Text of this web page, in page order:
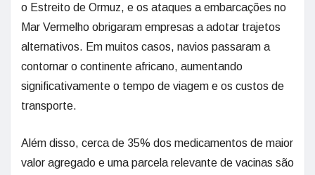
o Estreito de Ormuz, e os ataques a embarcações no
Mar Vermelho obrigaram empresas a adotar trajetos
alternativos. Em muitos casos, navios passaram a
contornar o continente africano, aumentando
significativamente o tempo de viagem e os custos de
transporte.
Além disso, cerca de 35% dos medicamentos de maior
valor agregado e uma parcela relevante de vacinas são